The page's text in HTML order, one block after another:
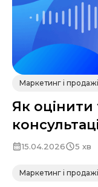
Маркетинг і продажі
Як
15.04.2026 5 хв
Маркетинг і продажі